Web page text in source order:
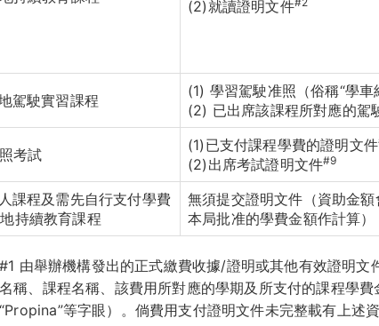
(2)就讀證明文件
駕駛實習課程
(1) 學習駕駛准照（俗稱“學車
(2) 已出席該課程所對應的駕
考試
(1)已支付課程學費的證明文件
(2)出席考試證明文件#9
課程及需先自行支付學費
持續教育課程
無須提交證明文件（資助金
本局批准的學費金額作計算）
#1 由舉辦機構發出的正式繳費收據/證明或其他有效證明
名稱、課程名稱、該費用所對應的學期及所支付的課程學費
“Propina”等字眼）。倘費用支付證明文件未完整載有上述